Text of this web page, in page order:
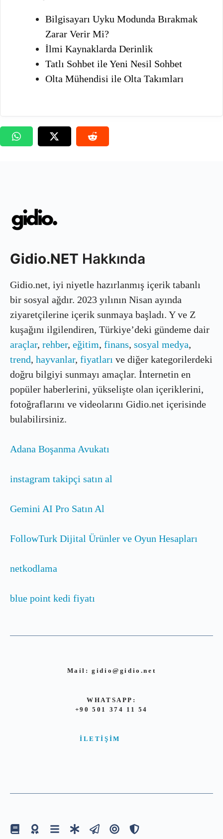
Bilgisayarı Uyku Modunda Bırakmak
Zarar Verir Mi?
İlmi Kaynaklarda Derinlik
Tatlı Sohbet ile Yeni Nesil Sohbet
Olta Mühendisi ile Olta Takımları
Gidio.NET Hakkında
Gidio.net, iyi niyetle hazırlanmış içerik tabanlı
bir sosyal ağdır. 2023 yılının Nisan ayında
ziyaretçilerine içerik sunmaya başladı. Y ve Z
kuşağını ilgilendiren, Türkiye’deki gündeme dair
araçlar, rehber, eğitim, finans, sosyal medya,
trend, hayvanlar, fiyatları ve diğer kategorilerdeki
doğru bilgiyi sunmayı amaçlar. İnternetin en
popüler haberlerini, yükselişte olan içeriklerini,
fotoğraflarını ve videolarını Gidio.net içerisinde
bulabilirsiniz.
Adana Boşanma Avukatı
instagram takipçi satın al
Gemini AI Pro Satın Al
FollowTurk Dijital Ürünler ve Oyun Hesapları
netkodlama
blue point kedi fiyatı
Mail: gidio@gidio.net
WHATSAPP:
+90 501 374 11 54
İLETIŞIM